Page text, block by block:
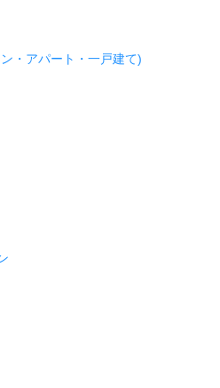
・アパート・一戸建て)